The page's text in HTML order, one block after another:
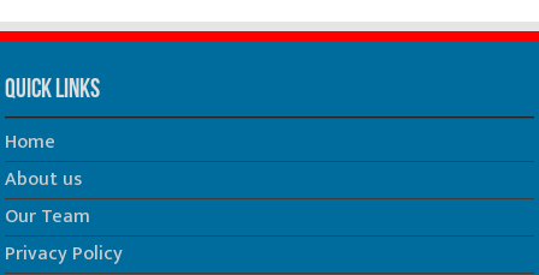
Quick Links
Home
About us
Our Team
Privacy Policy